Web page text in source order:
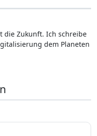
die Zukunft. Ich schreibe
dem Planeten